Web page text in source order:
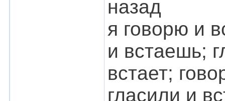
назад
я говорю и
и встаешь;
встает;
гласили и